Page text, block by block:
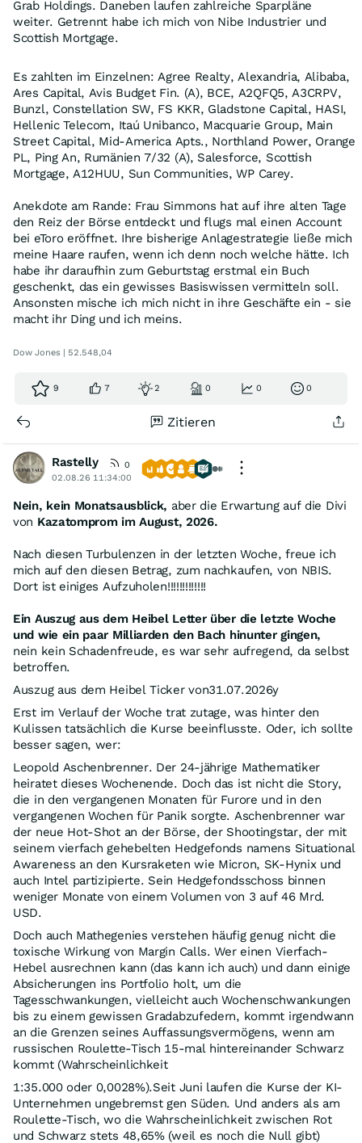
Grab Holdings. Daneben laufen zahlreiche Sparpläne
weiter. Getrennt habe ich mich von Nibe Industrier und
Scottish Mortgage.
Es zahlten im Einzelnen: Agree Realty, Alexandria, Alibaba,
Ares Capital, Avis Budget Fin. (A), BCE, A2QFQ5, A3CRPV,
Bunzl, Constellation SW, FS KKR, Gladstone Capital, HASI,
Hellenic Telecom, Itaú Unibanco, Macquarie Group, Main
Street Capital, Mid-America Apts., Northland Power, Orange
PL, Ping An, Rumänien 7/32 (A), Salesforce, Scottish
Mortgage, A12HUU, Sun Communities, WP Carey.
Anekdote am Rande: Frau Simmons hat auf ihre alten Tage
den Reiz der Börse entdeckt und flugs mal einen Account
bei eToro eröffnet. Ihre bisherige Anlagestrategie ließe mich
meine Haare raufen, wenn ich denn noch welche hätte. Ich
habe ihr daraufhin zum Geburtstag erstmal ein Buch
geschenkt, das ein gewisses Basiswissen vermitteln soll.
Ansonsten mische ich mich nicht in ihre Geschäfte ein - sie
macht ihr Ding und ich meins.
Dow Jones | 52.548,04
9 7 2 0 0 0
Zitieren
Rastelly
0
02.08.26 11:34:00
Nein, kein Monatsausblick, aber die Erwartung auf die Divi
von Kazatomprom im August, 2026.
Nach diesen Turbulenzen in der letzten Woche, freue ich
mich auf den diesen Betrag, zum nachkaufen, von NBIS.
Dort ist einiges Aufzuholen!!!!!!!!!!!!!
Ein Auszug aus dem Heibel Letter über die letzte Woche
und wie ein paar Milliarden den Bach hinunter gingen,
nein kein Schadenfreude, es war sehr aufregend, da selbst
betroffen.
Auszug aus dem Heibel Ticker von31.07.2026y
Erst im Verlauf der Woche trat zutage, was hinter den
Kulissen tatsächlich die Kurse beeinflusste. Oder, ich sollte
besser sagen, wer:
Leopold Aschenbrenner. Der 24-jährige Mathematiker
heiratet dieses Wochenende. Doch das ist nicht die Story,
die in den vergangenen Monaten für Furore und in den
vergangenen Wochen für Panik sorgte. Aschenbrenner war
der neue Hot-Shot an der Börse, der Shootingstar, der mit
seinem vierfach gehebelten Hedgefonds namens Situational
Awareness an den Kursraketen wie Micron, SK-Hynix und
auch Intel partizipierte. Sein Hedgefondsschoss binnen
weniger Monate von einem Volumen von 3 auf 46 Mrd.
USD.
Doch auch Mathegenies verstehen häufig genug nicht die
toxische Wirkung von Margin Calls. Wer einen Vierfach-
Hebel ausrechnen kann (das kann ich auch) und dann einige
Absicherungen ins Portfolio holt, um die
Tagesschwankungen, vielleicht auch Wochenschwankungen
bis zu einem gewissen Gradabzufedern, kommt irgendwann
an die Grenzen seines Auffassungsvermögens, wenn am
russischen Roulette-Tisch 15-mal hintereinander Schwarz
kommt (Wahrscheinlichkeit
1:35.000 oder 0,0028%).Seit Juni laufen die Kurse der KI-
Unternehmen ungebremst gen Süden. Und anders als am
Roulette-Tisch, wo die Wahrscheinlichkeit zwischen Rot
und Schwarz stets 48,65% (weil es noch die Null gibt)